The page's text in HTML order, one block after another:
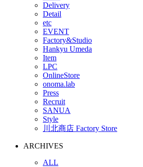
Delivery
Detail
etc
EVENT
Factory&Studio
Hankyu Umeda
Item
LPC
OnlineStore
onoma.lab
Press
Recruit
SANUA
Style
川北商店 Factory Store
ARCHIVES
ALL